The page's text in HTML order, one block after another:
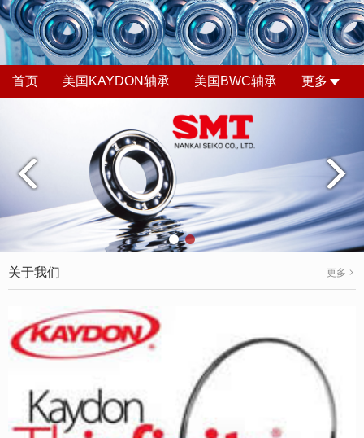
首页 美国KAYDON轴承 美国BWC轴承 更多
关于我们 更多